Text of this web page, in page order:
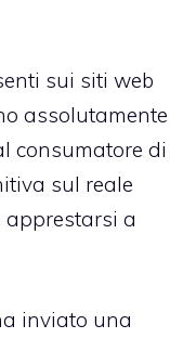
sui siti web
assolutamente
consumatore di
sul reale
apprestarsi a
inviato una